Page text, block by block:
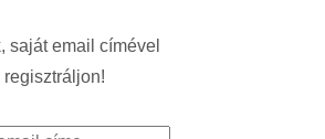
saját email címével
regisztráljon!